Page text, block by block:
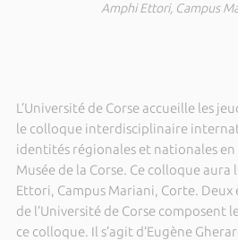
Amphi Ettori, Campus
L’Université de Corse accueille les
le colloque interdisciplinaire
identités régionales et nationales
Musée de la Corse. Ce colloque aura
Ettori, Campus Mariani, Corte.
de l’Université de Corse composent
ce colloque. Il s’agit d’Eugène